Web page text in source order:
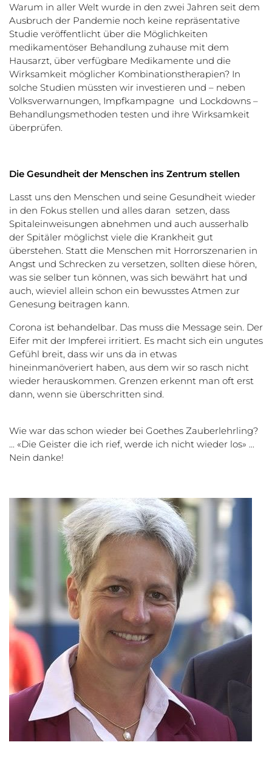
Warum in aller Welt wurde in den zwei Jahren seit dem
Ausbruch der Pandemie noch keine repräsentative
Studie veröffentlicht über die Möglichkeiten
medikamentöser Behandlung zuhause mit dem
Hausarzt, über verfügbare Medikamente und die
Wirksamkeit möglicher Kombinationstherapien? In
solche Studien müssten wir investieren und – neben
Volksverwarnungen, Impfkampagne und Lockdowns –
Behandlungsmethoden testen und ihre Wirksamkeit
überprüfen.
Die Gesundheit der Menschen ins Zentrum stellen
Lasst uns den Menschen und seine Gesundheit wieder
in den Fokus stellen und alles daran setzen, dass
Spitaleinweisungen abnehmen und auch ausserhalb
der Spitäler möglichst viele die Krankheit gut
überstehen. Statt die Menschen mit Horrorszenarien in
Angst und Schrecken zu versetzen, sollten diese hören,
was sie selber tun können, was sich bewährt hat und
auch, wieviel allein schon ein bewusstes Atmen zur
Genesung beitragen kann.
Corona ist behandelbar. Das muss die Message sein. Der
Eifer mit der Impferei irritiert. Es macht sich ein ungutes
Gefühl breit, dass wir uns da in etwas
hineinmanöveriert haben, aus dem wir so rasch nicht
wieder herauskommen. Grenzen erkennt man oft erst
dann, wenn sie überschritten sind.
Wie war das schon wieder bei Goethes Zauberlehrling?
... «Die Geister die ich rief, werde ich nicht wieder los» ...
Nein danke!